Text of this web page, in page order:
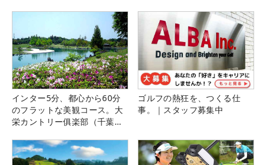
インター5分、都心から60分
のフラットな美観コース。大
栄カントリー俱楽部（千葉
ゴルフの熱狂を、つくる仕
事。｜スタッフ募集中